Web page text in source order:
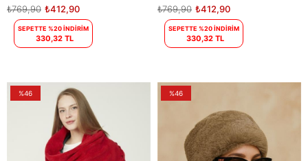
₺412,90
₺769,90
SEPETTE %20 İNDİRİM
330,32 TL
₺412,90
₺769,90
SEPETTE %20 İNDİRİM
330,32 TL
%46 %46